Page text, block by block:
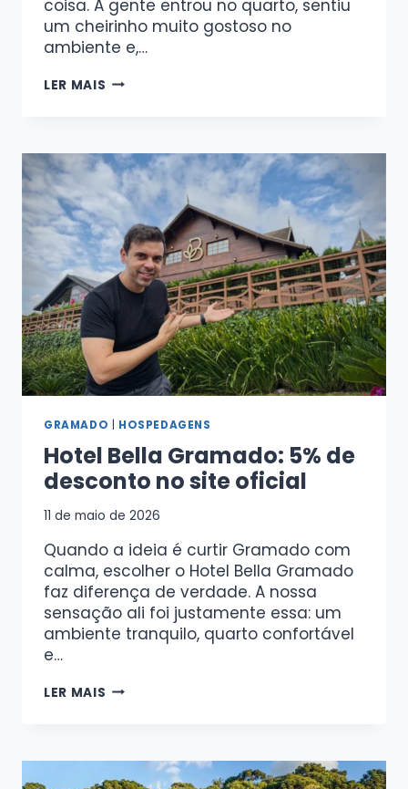
coisa. A gente entrou no quarto, sentiu
um cheirinho muito gostoso no
ambiente e,…
LER MAIS
GRAMADO HOSPEDAGENS
Hotel Bella Gramado: 5% de
desconto no site oficial
11 de maio de 2026
Quando a ideia é curtir Gramado com
calma, escolher o Hotel Bella Gramado
faz diferença de verdade. A nossa
sensação ali foi justamente essa: um
ambiente tranquilo, quarto confortável
e…
LER MAIS